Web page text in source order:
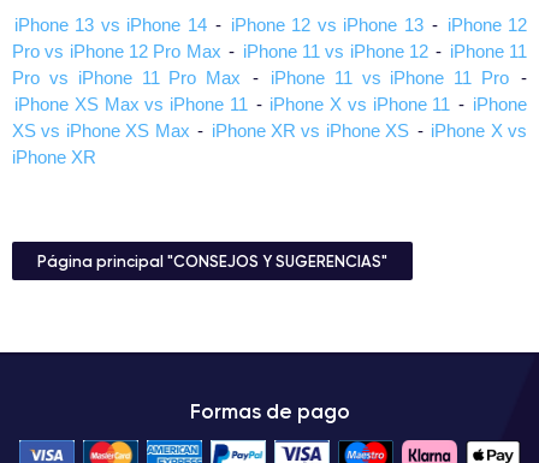
iPhone 13 vs iPhone 14 - iPhone 12 vs iPhone 13 - iPhone 12
Pro vs iPhone 12 Pro Max - iPhone 11 vs iPhone 12 - iPhone 11
Pro vs iPhone 11 Pro Max
- iPhone 11 vs iPhone 11 Pro -
iPhone XS Max vs iPhone 11 - iPhone X vs iPhone 11 - iPhone
XS vs iPhone XS Max - iPhone XR vs iPhone XS - iPhone X vs
iPhone XR
Página principal "CONSEJOS Y SUGERENCIAS"
Formas de pago